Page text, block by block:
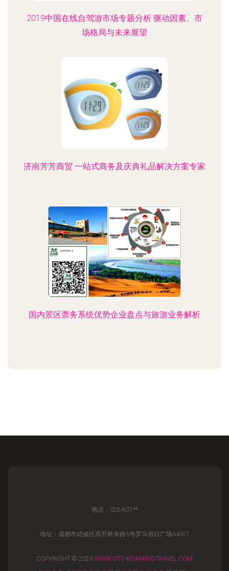
2019中国在线自驾游市场专题分析 驱动因素、市
场格局与未来展望
济南芳芳商贸 一站式商务及庆典礼品解决方案专家
国内景区票务系统优势企业盘点与旅游业务解析
电话：028-801**
地址：成都市武侯区高升桥东路6号罗马假日广场A4W7
COPYRIGHT © 2026 WWW.OTC-ROAMINGTRAVEL.COM